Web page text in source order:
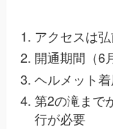
アクセスは
開通期間（6
ヘルメット
第2の滝まで
行が必要